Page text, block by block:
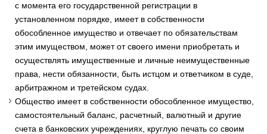
с момента его государственной регистрации в
установленном порядке, имеет в собственности
обособленное имущество и отвечает по обязательствам
этим имуществом, может от своего имени приобретать и
осуществлять имущественные и личные неимущественные
права, нести обязанности, быть истцом и ответчиком в суде,
арбитражном и третейском судах.
Общество имеет в собственности обособленное имущество,
самостоятельный баланс, расчетный, валютный и другие
счета в банковских учреждениях, круглую печать со своим